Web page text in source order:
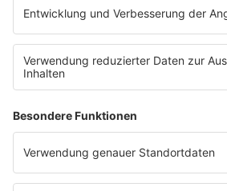
SERVICE
Datenschutz
Datenschutzerklärung zur sunshine live
Impressum
Teilnahmebedingungen